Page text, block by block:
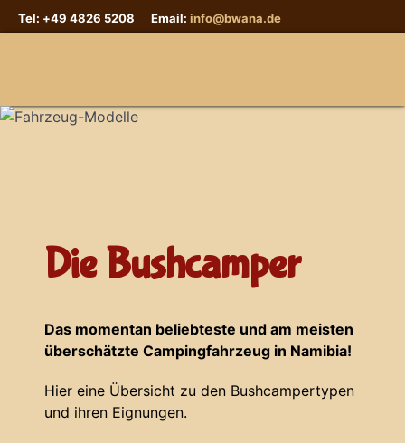
Tel: +49 4826 5208 Email: info@bwana.de
Sprache auswählen
Die Bushcamper
Das momentan beliebteste und am meisten
überschätzte Campingfahrzeug in Namibia!
Hier eine Übersicht zu den Bushcampertypen
und ihren Eignungen.